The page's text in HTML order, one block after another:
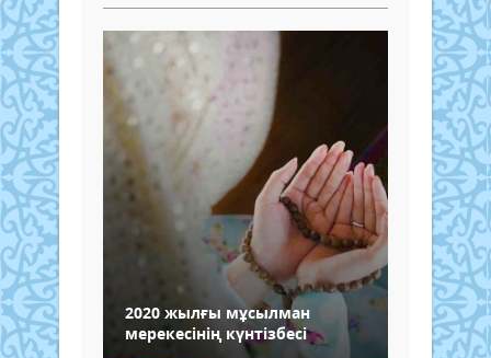
2020 жылғы мұсылман
мерекесінің күнтізбесі